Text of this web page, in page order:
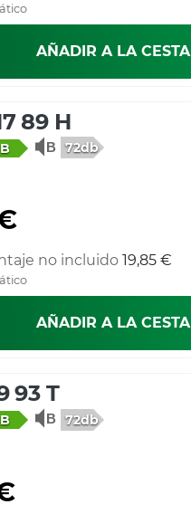
AÑADIR A LA CESTA
89 H
B 72db
no incluido 19,85 €
AÑADIR A LA CESTA
93 T
B 72db